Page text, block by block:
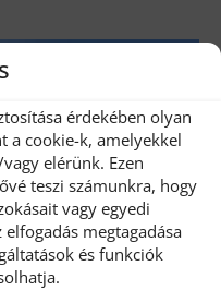
érdekében olyan
a cookie-k, amelyekkel
elérünk. Ezen
teszi számunkra, hogy
vagy egyedi
megtagadása
és funkciók